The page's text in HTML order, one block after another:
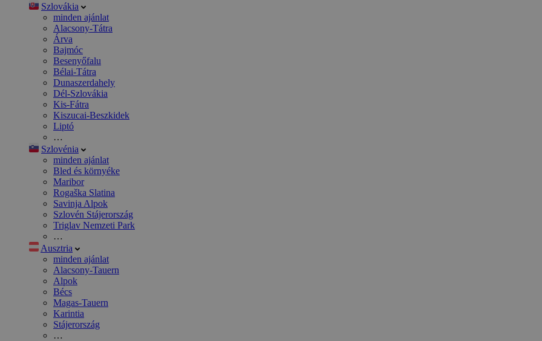
Szlovákia
minden ajánlat
Alacsony-Tátra
Árva
Bajmóc
Besenyőfalu
Bélai-Tátra
Dunaszerdahely
Dél-Szlovákia
Kis-Fátra
Kiszucai-Beszkidek
Liptó
…
Szlovénia
minden ajánlat
Bled és környéke
Maribor
Rogaška Slatina
Savinja Alpok
Szlovén Stájerország
Triglav Nemzeti Park
…
Ausztria
minden ajánlat
Alacsony-Tauern
Alpok
Bécs
Magas-Tauern
Karintia
Stájerország
…